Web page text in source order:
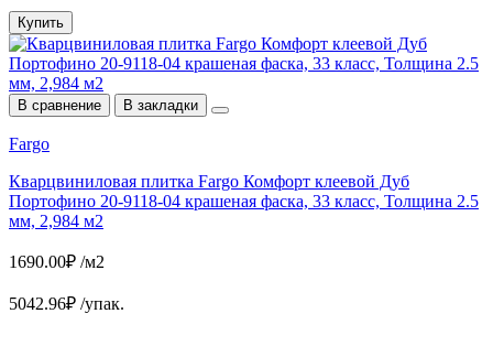
Купить
В сравнение В закладки
Fargo
Кварцвиниловая плитка Fargo Комфорт клеевой Дуб
Портофино 20-9118-04 крашеная фаска, 33 класс, Толщина 2.5
мм, 2,984 м2
1690.00₽ /м2
5042.96₽ /упак.